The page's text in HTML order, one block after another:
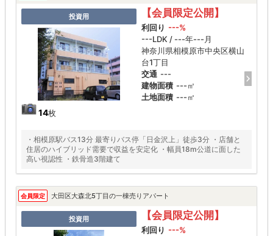
投資用
14枚
【会員限定公開】
利回り ---%
---LDK / ---年---月
神奈川県相模原市中央区横山
台1丁目
交通 ---
建物面積 ---㎡
土地面積 ---㎡
・相模原駅バス13分 最寄りバス停「日金沢上」徒歩3分 ・店舗と
住居のハイブリッド需要で収益を安定化 ・幅員18m公道に面した
高い視認性 ・鉄骨造3階建て
会員限定 大田区大森北5丁目の一棟売りアパート
投資用 【会員限定公開】
利回り ---%